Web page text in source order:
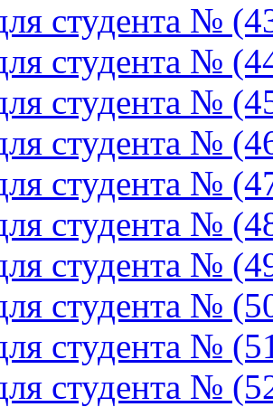
студента №
студента №
студента №
студента №
студента №
студента №
студента №
студента №
студента №
студента №